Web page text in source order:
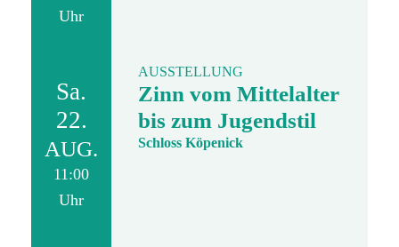
Uhr
Sa.
22.
AUG.
11:00
Uhr
AUSSTELLUNG
Zinn vom Mittelalter
bis zum Jugendstil
Schloss Köpenick